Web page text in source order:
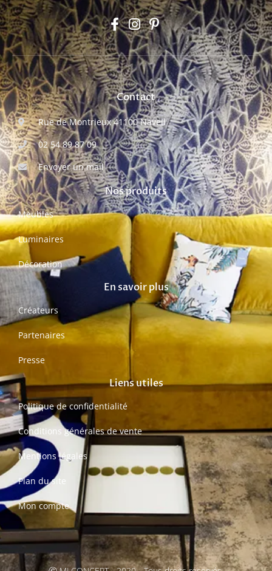
Contact
Rue de Montrieux 41100 Naveil
02 54 89 87 09
Envoyer un mail
Nos produits
Meubles
Luminaires
Décoration
En savoir plus
Créateurs
Partenaires
Presse
Liens utiles
Politique de confidentialité
Conditions générales de vente
Mentions légales
Plan du site
Mon compte